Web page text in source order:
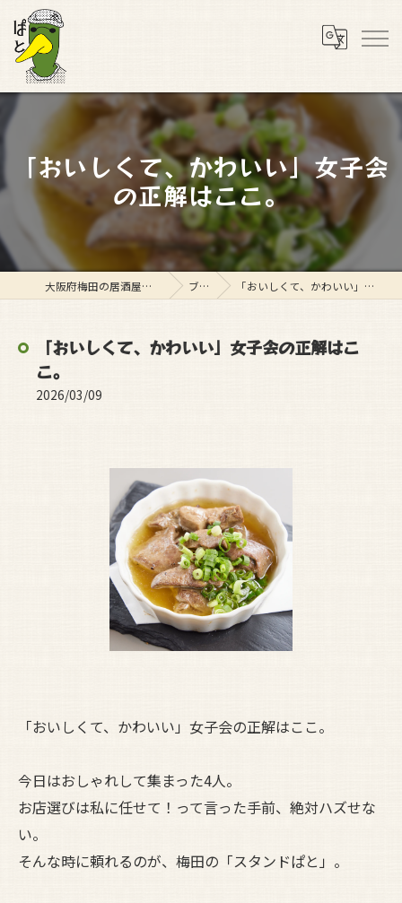
「おいしくて、かわいい」女子会
の正解はここ。
大阪府梅田の居酒屋ならスタンド ぱと ブログ 「おいしくて、かわいい」女子会の正解はここ。
「おいしくて、かわいい」女子会の正解はこ
こ。
2026/03/09
「おいしくて、かわいい」女子会の正解はここ。
今日はおしゃれして集まった4人。
お店選びは私に任せて！って言った手前、絶対ハズせな
い。
そんな時に頼れるのが、梅田の「スタンドぱと」。